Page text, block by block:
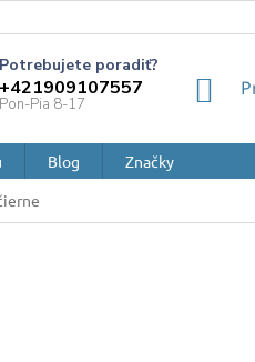
+421909107557
ZÁSADY A POUČENIA O OCHRANE
Blog
Značky